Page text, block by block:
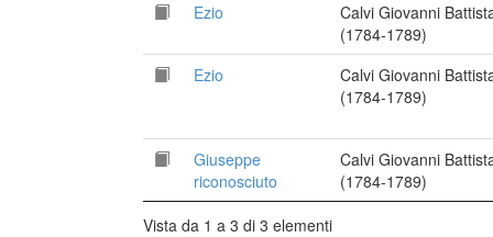
Ezio
Calvi Giovanni
(1784-1789)
Ezio
Calvi Giovanni
(1784-1789)
Giuseppe
riconosciuto
Calvi Giovanni
(1784-1789)
Vista da 1 a 3 di 3 elementi